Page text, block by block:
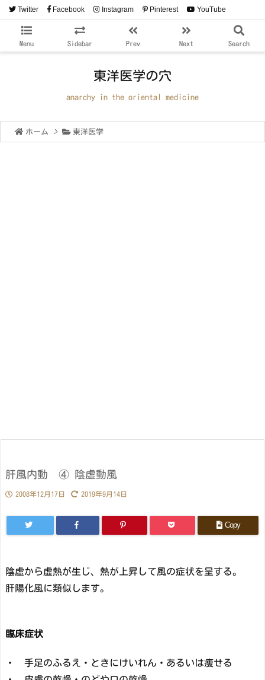
Menu Sidebar Prev Next Search
Twitter Facebook Instagram Pinterest YouTube
RSS
東洋医学の穴
anarchy in the oriental medicine
ホーム > 東洋医学
肝風内動 ④ 陰虚動風
2008年12月17日 2019年9月14日
Copy
陰虚から虚熱が生じ、熱が上昇して風の症状を呈する。
肝陽化風に類似します。
臨床症状
・ 手足のふるえ・ときにけいれん・あるいは痩せる